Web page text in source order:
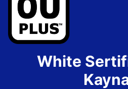
White